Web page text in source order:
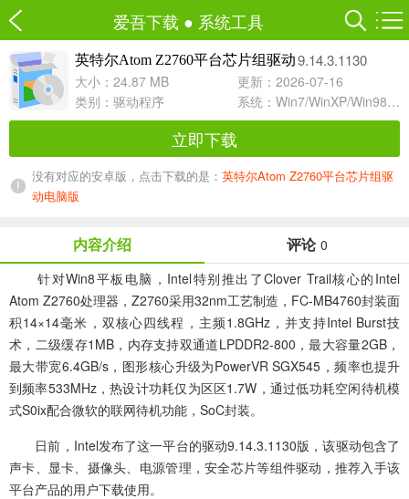
爱吾下载 ● 系统工具
英特尔Atom Z2760平台芯片组驱动9.14.3.1130
大小：24.87 MB
更新：2026-07-16
类别： 驱动程序 系统：Win7/WinXP/Win98/Win8/Win10兼容软件
立即下载
没有对应的安卓版，点击下载的是： 英特尔Atom Z2760平台芯片组驱
动电脑版
内容介绍 评论 0
针对Win8平板电脑，Intel特别推出了Clover Trail核心的Intel
Atom Z2760处理器，Z2760采用32nm工艺制造，FC-MB4760封装面
积14×14毫米，双核心四线程，主频1.8GHz，并支持Intel Burst技
术，二级缓存1MB，内存支持双通道LPDDR2-800，最大容量2GB，
最大带宽6.4GB/s，图形核心升级为PowerVR SGX545，频率也提升
到频率533MHz，热设计功耗仅为区区1.7W，通过低功耗空闲待机模
式S0ix配合微软的联网待机功能，SoC封装。
日前，Intel发布了这一平台的驱动9.14.3.1130版，该驱动包含了
声卡、显卡、摄像头、电源管理，安全芯片等组件驱动，推荐入手该
平台产品的用户下载使用。